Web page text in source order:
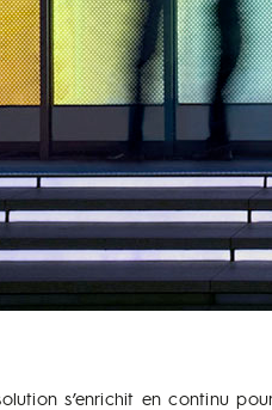
s’enrichit en continu